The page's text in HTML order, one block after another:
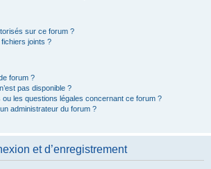
sur ce forum ?
joints ?
forum ?
pas disponible ?
les questions légales concernant ce forum ?
administrateur du forum ?
et d’enregistrement